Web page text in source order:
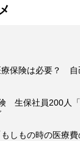
療保険は必要？ 自
生保社員200人
しもの時の医療